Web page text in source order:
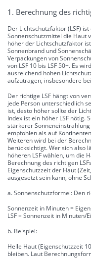
1. Berechnung des
Der Lichtschutzfaktor (LSF)
Sonnenschutzmittel die Haut
höher der Lichtschutzfaktor
Sonnenbrand und
Verpackungen von
von LSF 10 bis LSF 50+. Es
ausreichend hohen
aufzutragen, insbesondere
Der richtige LSF hängt von
jede Person unterschiedlich
ist, desto höher sollte der
Index ist ein höher LSF nötig.
stärkerer
empfohlen als auf
Weiteren wird bei der
berücksichtigt. Wer sich also
höheren LSF wählen, um die
Berechnung des richtigen
Eigenschutzzeit der Haut
ausgesetzt sein kann, ohne
a. Sonnenschutzformel: Den
Sonnenzeit in Minuten =
LSF = Sonnenzeit in Minuten/
b. Beispiel:
Helle Haut (Eigenschutzzeit
bleiben. Laut